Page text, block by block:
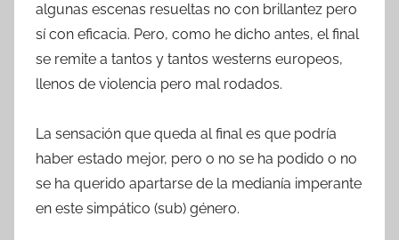
algunas escenas resueltas no con brillantez pero
sí con eficacia. Pero, como he dicho antes, el final
se remite a tantos y tantos westerns europeos,
llenos de violencia pero mal rodados.
La sensación que queda al final es que podría
haber estado mejor, pero o no se ha podido o no
se ha querido apartarse de la medianía imperante
en este simpático (sub) género.